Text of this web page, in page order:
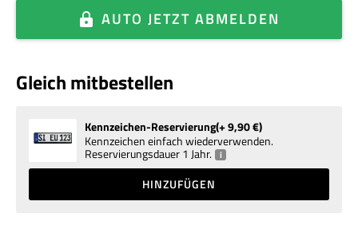
AUTO JETZT ABMELDEN
Gleich mitbestellen
Kennzeichen-Reservierung+ 9,90€
Kennzeichen einfach wiederverwenden.
Reservierungsdauer 1 Jahr. i
HINZUFÜGEN